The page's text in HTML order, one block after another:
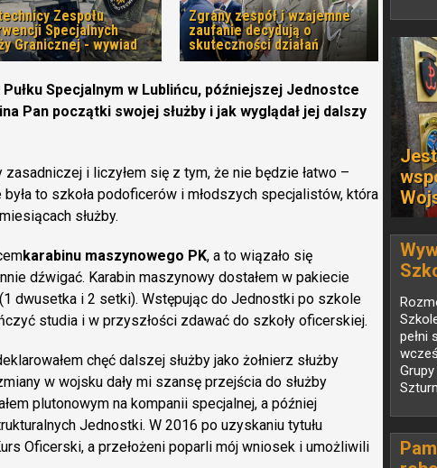
Zespołu
Specjalnych
Granicznej - wywiad
Zgrany zespół i wzajemne
zaufanie decydują o
skuteczności działań
Specjalnym w Lublińcu, późniejszej Jednostce
Pan początki swojej służby i jak wyglądał jej dalszy
zasadniczej i liczyłem się z tym, że nie będzie łatwo –
to szkoła podoficerów i młodszych specjalistów, która
służby.
karabinu maszynowego PK, a to wiązało się
dźwigać. Karabin maszynowy dostałem w pakiecie
dwusetka i 2 setki). Wstępując do Jednostki po szkole
studia i w przyszłości zdawać do szkoły oficerskiej.
chęć dalszej służby jako żołnierz służby
w wojsku dały mi szansę przejścia do służby
plutonowym na kompanii specjalnej, a później
Jednostki. W 2016 po uzyskaniu tytułu
Oficerski, a przełożeni poparli mój wniosek i umożliwili
pełni